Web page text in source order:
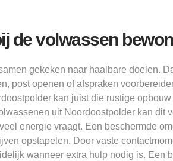
de volwassen
gekeken naar haalbare doelen.
post openen of afspraken
kan juist die rustige
uit Noordoostpolder kan dit
energie vraagt. Een beschermde
opstapelen. Door vaste
wanneer extra hulp nodig is. Een